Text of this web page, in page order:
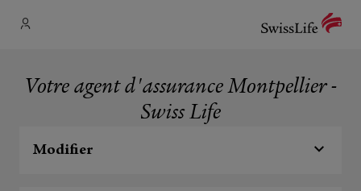
Votre agent d'assurance Montpellier -
Swiss Life
Modifier